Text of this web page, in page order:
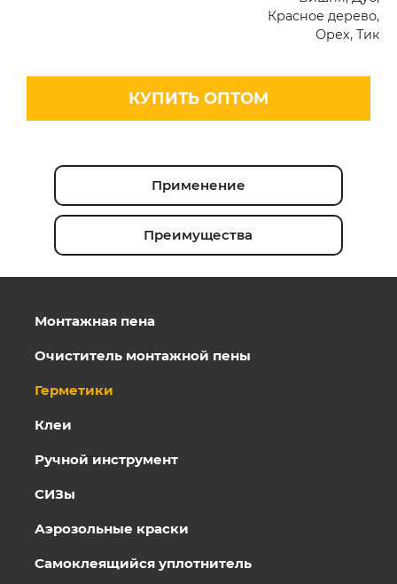
Красное дерево,
Орех, Тик
КУПИТЬ ОПТОМ
Применение
Преимущества
Монтажная пена
Очиститель монтажной пены
Герметики
Клеи
Ручной инструмент
СИЗы
Аэрозольные краски
Самоклеящийся уплотнитель